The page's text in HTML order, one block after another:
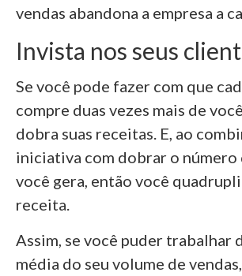
vendas abandona a empresa a
Invista nos seus
Se você pode fazer com que
compre duas vezes mais de
dobra suas receitas. E, ao
iniciativa com dobrar o número
você gera, então você
receita.
Assim, se você puder trabalhar
média do seu volume de